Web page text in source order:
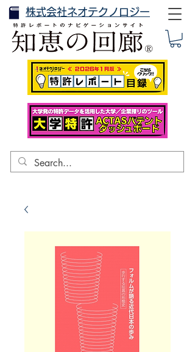
株式会社ネオテクノロジー